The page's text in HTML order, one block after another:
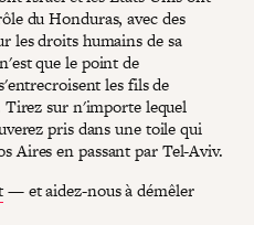
du Honduras, avec des
les droits humains de sa
que le point de
les fils de
sur n'importe lequel
pris dans une toile qui
Aires en passant par Tel-Aviv.
— et aidez-nous à démêler